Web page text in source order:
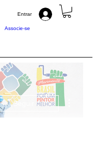
Associe-se
Entrar
Seguir